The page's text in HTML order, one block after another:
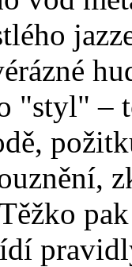
"styl" –